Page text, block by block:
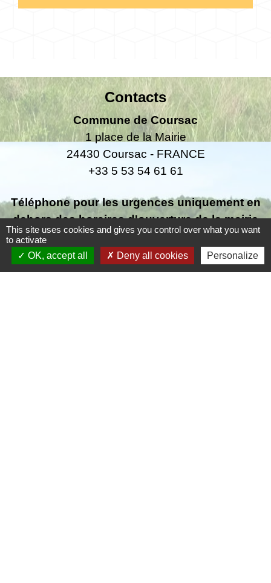
Contacts
Commune de Coursac
1 place de la Mairie
24430 Coursac - FRANCE
+33 5 53 54 61 61
Téléphone pour les urgences uniquement en
dehors des horaires d'ouverture de la mairie
06.25.42.48.37
This site uses cookies and gives you control over what you want
to activate
OK, accept all
Deny all cookies Personalize